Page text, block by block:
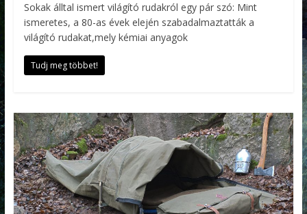
Sokak álltal ismert világító rudakról egy pár szó: Mint
ismeretes, a 80-as évek elején szabadalmaztatták a
világító rudakat,mely kémiai anyagok
Tudj meg többet!